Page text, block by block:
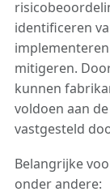
identificeren
mitigeren.
kunnen
voldoen aan
vastgesteld
Belangrijke
onder andere: